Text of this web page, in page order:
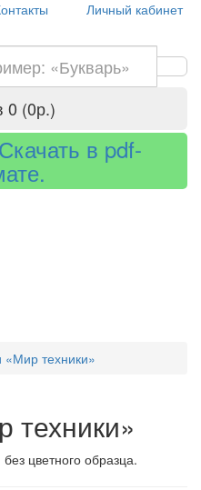
Личный кабинет
0 (0р.)
в pdf-
«Мир техники»
техники»
цветного образца.